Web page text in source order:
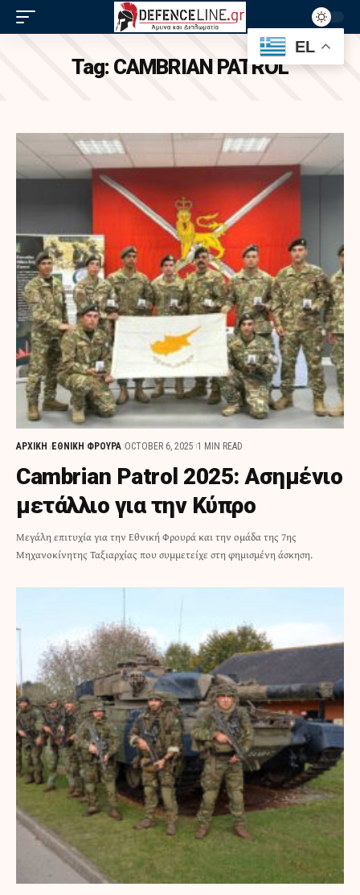
Tag: CAMBRIAN PATROL
ΑΡΧΙΚΗ ΕΘΝΙΚΗ ΦΡΟΥΡΑ OCTOBER 6, 2025 1 MIN READ
Cambrian Patrol 2025: Ασημένιο
μετάλλιο για την Κύπρο
Μεγάλη επιτυχία για την Εθνική Φρουρά και την ομάδα της 7ης
Μηχανοκίνητης Ταξιαρχίας που συμμετείχε στη φημισμένη άσκηση.
EL